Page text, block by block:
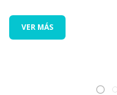
VER MÁS